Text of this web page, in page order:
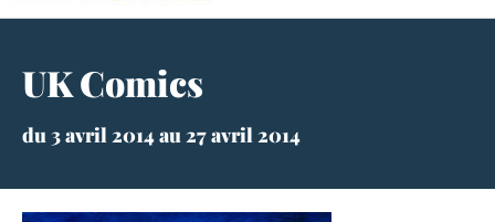
UK Comics
du 3 avril 2014 au 27 avril 2014